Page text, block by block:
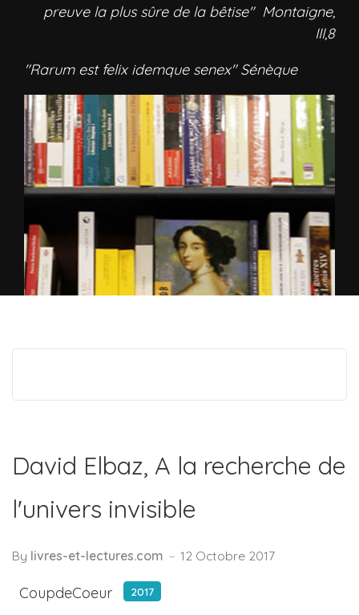
preuve la plus sûre de la bêtise" Montaigne,
III,8
"Rarum est felix idemque senex" Sénèque
David Elbaz, A la recherche de
l'univers invisible
By livres-et-lectures.com 12 Octobre 2017
CoupdeCoeur 2017